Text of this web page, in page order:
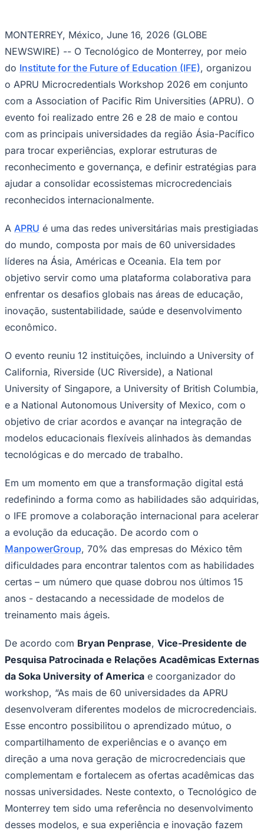
do Bom JesusAraçariguamaCajamarCaieiras Franco da
RochaFrancisco Morato Taboão da Serra Embu das Artes
São Roque
Para Sua Empresa
Guia de Empresas
Vagas na RegiãoNovo
Hub de Negócios
Guia Comercial
Selo Verificado
Portal Educacional
Vagas de Emprego
Concursos
Panorama Econômico
Para Sua Empresa
Anuncie no Portal
Verificar Empresa
Anunciar VagasNovo
Publicidade Legal
NBA
NFL
Fórmula 1
Tênis (ATP)
MLB
NHL
Atletismo
NBB
Competições de Futebol
Brasileirão Série A
Brasileirão Série B
Copa do Brasil
Sul-Americana
Copa América
Champions League
Premier League
La Liga
Bundesliga
Mundial 2026
Times - Ir direto
MONTERREY, México, June 16, 2026 (GLOBE
NEWSWIRE) -- O Tecnológico de Monterrey, por meio
do Institute for the Future of Education (IFE), organizou
o APRU Microcredentials Workshop 2026 em conjunto
com a Association of Pacific Rim Universities (APRU). O
evento foi realizado entre 26 e 28 de maio e contou
com as principais universidades da região Ásia-Pacífico
para trocar experiências, explorar estruturas de
reconhecimento e governança, e definir estratégias para
ajudar a consolidar ecossistemas microcredenciais
reconhecidos internacionalmente.
A APRU é uma das redes universitárias mais prestigiadas
do mundo, composta por mais de 60 universidades
líderes na Ásia, Américas e Oceania. Ela tem por
objetivo servir como uma plataforma colaborativa para
enfrentar os desafios globais nas áreas de educação,
inovação, sustentabilidade, saúde e desenvolvimento
econômico.
O evento reuniu 12 instituições, incluindo a University of
California, Riverside (UC Riverside), a National
University of Singapore, a University of British Columbia,
e a National Autonomous University of Mexico, com o
objetivo de criar acordos e avançar na integração de
modelos educacionais flexíveis alinhados às demandas
tecnológicas e do mercado de trabalho.
Em um momento em que a transformação digital está
redefinindo a forma como as habilidades são adquiridas,
o IFE promove a colaboração internacional para acelerar
a evolução da educação. De acordo com o
ManpowerGroup, 70% das empresas do México têm
dificuldades para encontrar talentos com as habilidades
certas – um número que quase dobrou nos últimos 15
anos - destacando a necessidade de modelos de
treinamento mais ágeis.
De acordo com Bryan Penprase, Vice-Presidente de
Pesquisa Patrocinada e Relações Acadêmicas Externas
da Soka University of America e coorganizador do
workshop, “As mais de 60 universidades da APRU
desenvolveram diferentes modelos de microcredenciais.
Esse encontro possibilitou o aprendizado mútuo, o
compartilhamento de experiências e o avanço em
direção a uma nova geração de microcredenciais que
complementam e fortalecem as ofertas acadêmicas das
nossas universidades. Neste contexto, o Tecnológico de
Monterrey tem sido uma referência no desenvolvimento
desses modelos, e sua experiência e inovação fazem